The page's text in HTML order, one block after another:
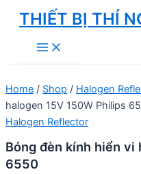
Skip
content
THIẾT BỊ THÍ
Main
Menu
Home / Shop / Halogen
halogen 15V 150W Philips
Halogen Reflector
Bóng đèn kính hiển vi
6550